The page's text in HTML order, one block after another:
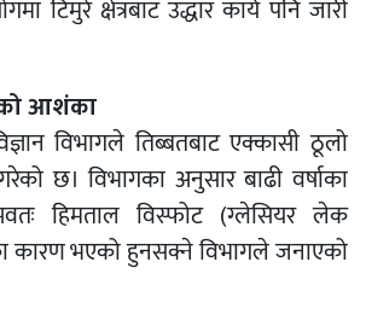
टिमुरे क्षेत्रबाट उद्धार कार्य पनि जारी
आशंका
विभागले तिब्बतबाट एक्कासी ठूलो
छ। विभागका अनुसार बाढी वर्षाका
हिमताल विस्फोट (ग्लेसियर लेक
कारण भएको हुनसक्ने विभागले जनाएको